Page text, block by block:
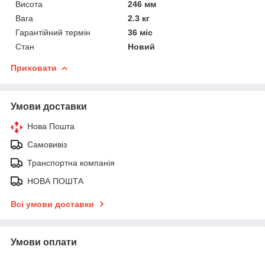
Висота
246 мм
Вага
2.3 кг
Гарантійний термін
36 міс
Стан
Новий
Приховати
Умови доставки
Нова Пошта
Самовивіз
Транспортна компанія
НОВА ПОШТА
Всі умови доставки
Умови оплати